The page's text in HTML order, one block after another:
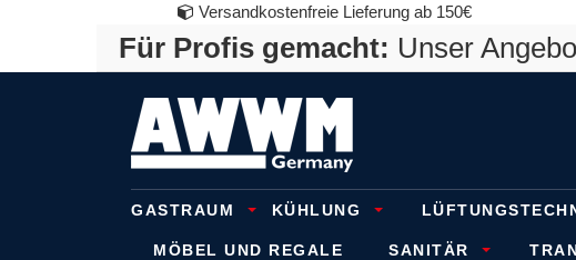
Versandkostenfreie Lieferung ab 150€
Für Profis gemacht: Unser
GASTRAUM KÜHLUNG
MÖBEL UND REGALE SANITÄR